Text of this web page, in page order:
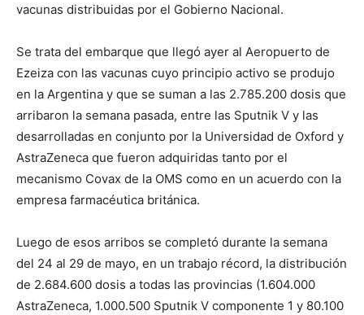
vacunas distribuidas por el Gobierno Nacional.
Se trata del embarque que llegó ayer al Aeropuerto de
Ezeiza con las vacunas cuyo principio activo se produjo
en la Argentina y que se suman a las 2.785.200 dosis que
arribaron la semana pasada, entre las Sputnik V y las
desarrolladas en conjunto por la Universidad de Oxford y
AstraZeneca que fueron adquiridas tanto por el
mecanismo Covax de la OMS como en un acuerdo con la
empresa farmacéutica británica.
Luego de esos arribos se completó durante la semana
del 24 al 29 de mayo, en un trabajo récord, la distribución
de 2.684.600 dosis a todas las provincias (1.604.000
AstraZeneca, 1.000.500 Sputnik V componente 1 y 80.100